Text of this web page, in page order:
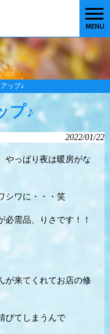
MENU
ップ♪
プ♪
2022/01/22
やっぱり夜は暖房がな
シワに・・・笑
需品、りさです！！
が来てくれてお店の修
びてしまうんで